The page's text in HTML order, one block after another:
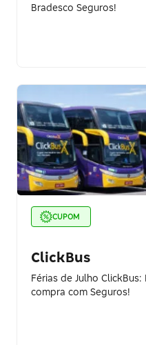
Bradesco Seguros!
CUPOM
ClickBus
Férias de Julho ClickBus:
compra com Seguros!